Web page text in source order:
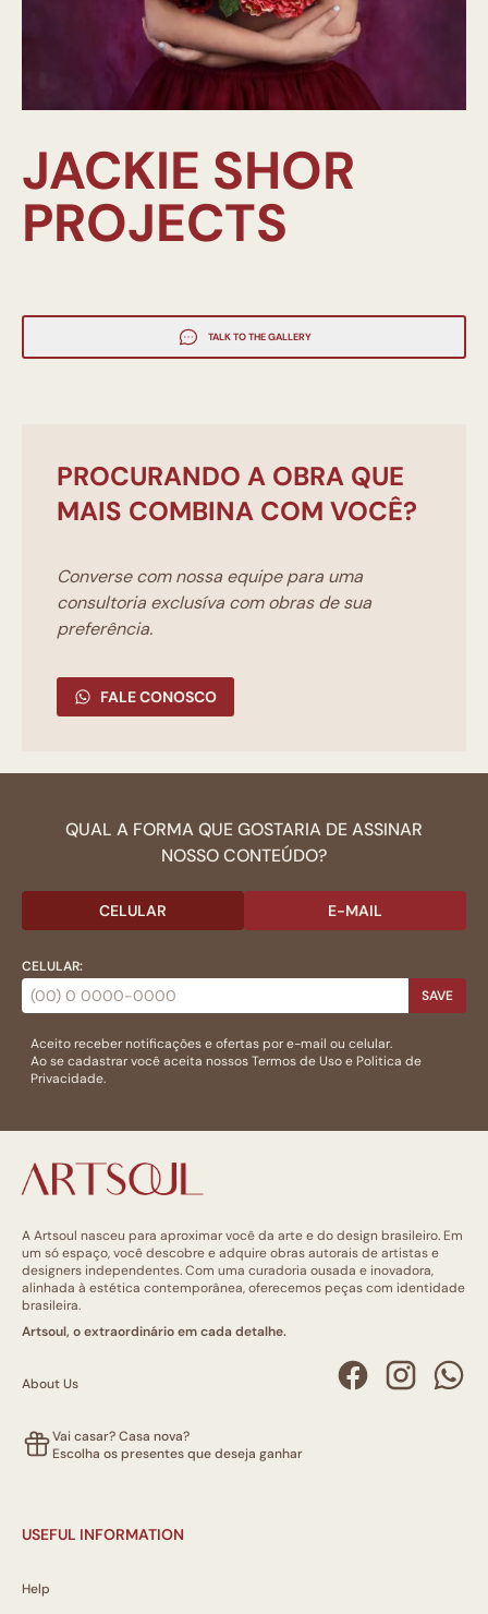
JACKIE SHOR
PROJECTS
TALK TO THE GALLERY
PROCURANDO A OBRA QUE
MAIS COMBINA COM VOCÊ?
Converse com nossa equipe para uma
consultoria exclusíva com obras de sua
preferência.
FALE CONOSCO
QUAL A FORMA QUE GOSTARIA DE ASSINAR
NOSSO CONTEÚDO?
CELULAR E-MAIL
CELULAR:
SAVE
Aceito receber notificações e ofertas por e-mail ou celular.
Ao se cadastrar você aceita nossosTermos de Usoe Politica de
Privacidade.
A Artsoul nasceu para aproximar você da arte e do design brasileiro. Em
um só espaço, você descobre e adquire obras autorais de artistas e
designers independentes. Com uma curadoria ousada e inovadora,
alinhada à estética contemporânea, oferecemos peças com identidade
brasileira.
Artsoul, o extraordinário em cada detalhe.
About Us
Vai casar? Casa nova?
Escolha os presentes que deseja ganhar
USEFUL INFORMATION
Help